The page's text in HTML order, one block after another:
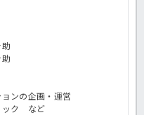
ンの企画・運営
ック など